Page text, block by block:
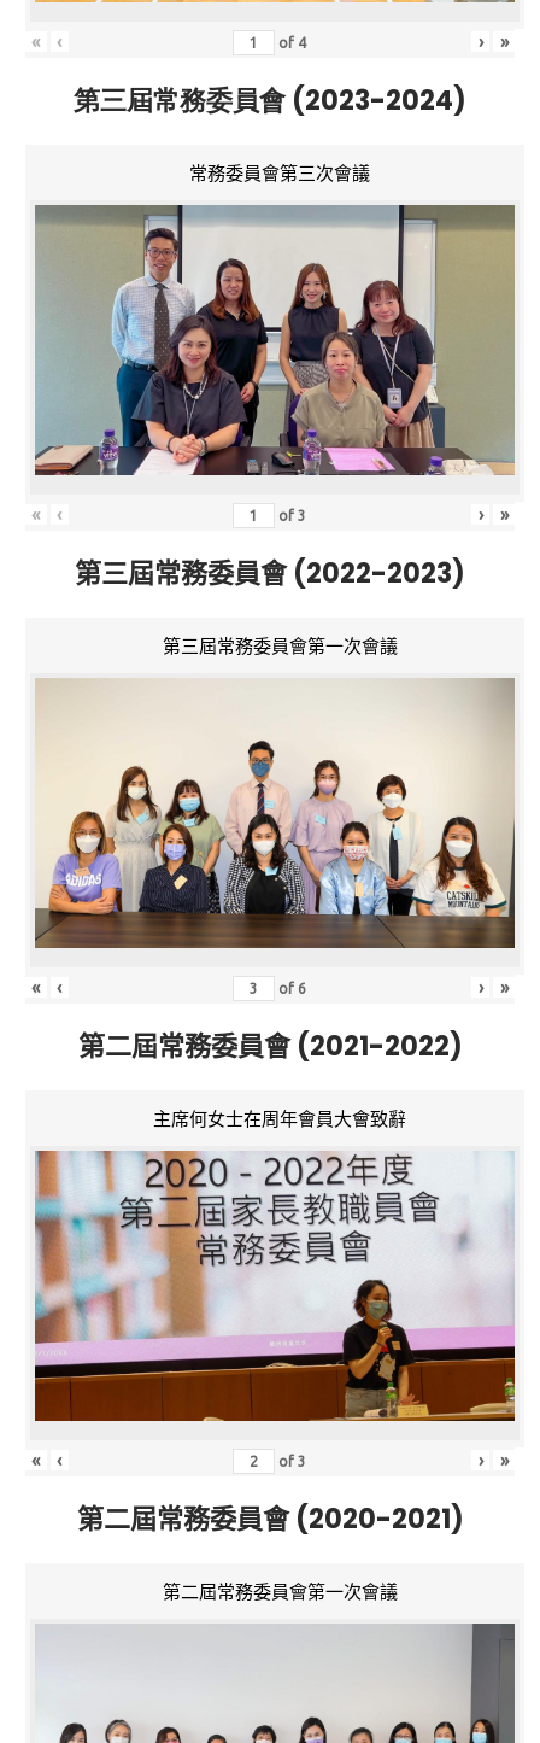
« ‹ of 4 › »
第三屆常務委員會 (2023-2024)
常務委員會第三次會議
« ‹ of3 › »
第三屆常務委員會 (2022-2023)
第三屆常務委員會第一次會議
« ‹ of 6 › »
第二屆常務委員會 (2021-2022)
主席何女士在周年會員大會致辭
« ‹ of3 › »
第二屆常務委員會 (2020-2021)
第二屆常務委員會第一次會議